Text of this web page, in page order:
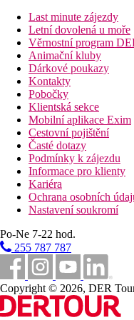
Internet
Wifizdarma v celém
Internet(počítač na
Web
www.melia.com
Oficiální kategorie
4 hvězdičky
Vzdálenosti
12 km
Centrum města
Vzdálenost k pláži
8 km
Vzdálenost od
3 km
Golfové hřiště
Last minute zájezdy
Letní dovolená u moře
Věrnostní program
Animační kluby
Dárkové poukazy
Kontakty
Pobočky
Klientská sekce
Mobilní aplikace Exim
Cestovní pojištění
Časté dotazy
Podmínky k zájezdu
Informace pro klienty
Kariéra
Ochrana osobních
Nastavení soukromí
Po-Ne 7-22 hod.
255 787 787
Copyright © 2026, DER